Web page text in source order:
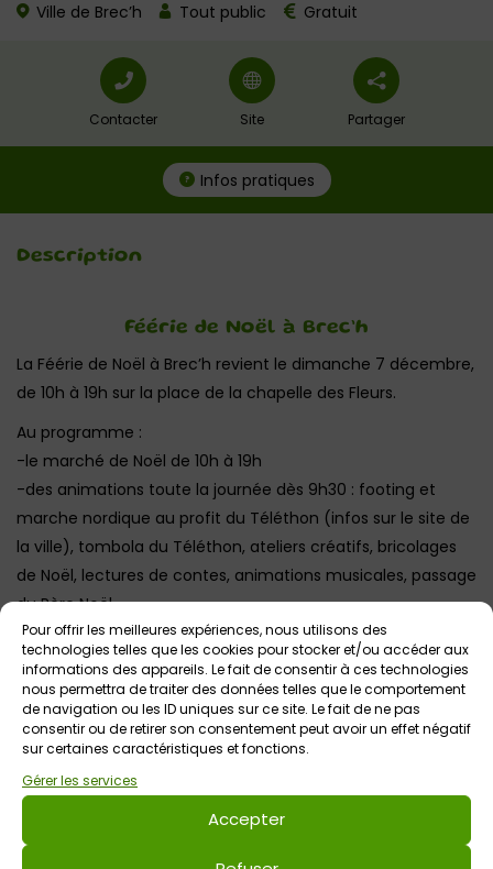
Pour offrir les meilleures expériences, nous utilisons des
technologies telles que les cookies pour stocker et/ou accéder aux
informations des appareils. Le fait de consentir à ces technologies
nous permettra de traiter des données telles que le comportement
de navigation ou les ID uniques sur ce site. Le fait de ne pas
consentir ou de retirer son consentement peut avoir un effet négatif
sur certaines caractéristiques et fonctions.
Gérer les services
Accepter
Ville de Brec’h
Tout public Gratuit
Contacter Site Partager
Infos pratiques
Description
Féérie de Noël à Brec’h
La Féérie de Noël à Brec’h revient le dimanche 7 décembre,
de 10h à 19h sur la place de la chapelle des Fleurs.
Au programme :
-le marché de Noël de 10h à 19h
-des animations toute la journée dès 9h30 : footing et
marche nordique au profit du Téléthon (infos sur le site de
la ville), tombola du Téléthon, ateliers créatifs, bricolages
de Noël, lectures de contes, animations musicales, passage
du Père Noël
-conte de Noël etfeu d’artificeà 18h depuis le parvis de
l’église Saint-André, suivi de l’arrivée du Père Noël
Votre avis sur
Marché de Noël et feu d’artifice à